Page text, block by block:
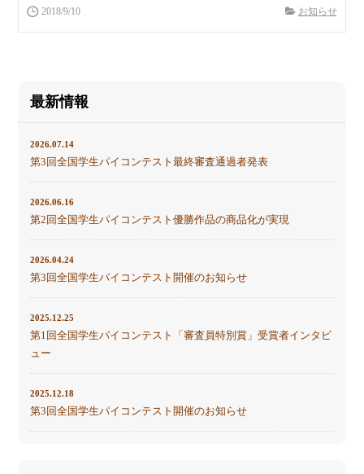
2018/9/10 お知らせ
最新情報
2026.07.14
第3回全国学生パイコンテスト最終審査通過者発表
2026.06.16
第2回全国学生パイコンテスト優勝作品の商品化が実現
2026.04.24
第3回全国学生パイコンテスト開催のお知らせ
2025.12.25
第1回全国学生パイコンテスト「審査員特別賞」受賞者インタビ
ュー
2025.12.18
第3回全国学生パイコンテスト開催のお知らせ